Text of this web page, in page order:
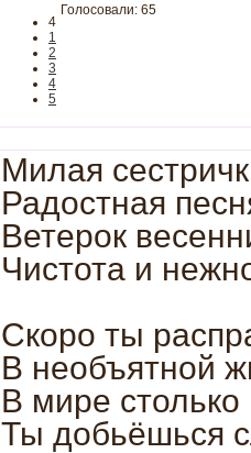
4
1
2
3
4
5
Голосовали: 65
Милая
Радостная
Ветерок
Чистота и
Скоро ты
В необъятной
В мире
Ты добьёшься